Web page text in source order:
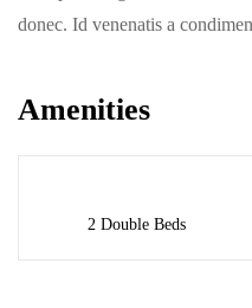
donec. Id venenatis a
Amenities
2 Double Beds